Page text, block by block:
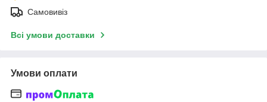
Самовивіз
Всі умови доставки
Умови оплати